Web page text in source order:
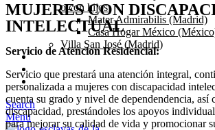
o con hijos
Mater Admirabilis (Madrid)
Casa Hogar México
Villa San José (Madrid)
Seglares
Blog
Catecismo
Search
Menu
MUJERES CON
INTELECTUAL
Servicio de Atencion Residencial:
Servicio que prestará una atención integral,
personalizada a mujeres con discapacidad
cuenta su grado y nivel de dependendencia, así
discapacidad, prestándoles los apoyos
para mejorar su calidad de vida y promocionar